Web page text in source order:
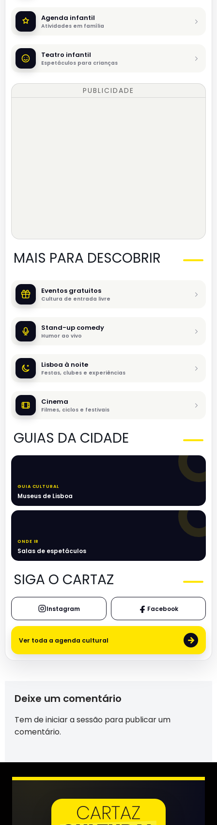
Agenda infantil
Atividades em família
Teatro infantil
Espetáculos para crianças
PUBLICIDADE
MAIS PARA DESCOBRIR
Eventos gratuitos
Cultura de entrada livre
Stand-up comedy
Humor ao vivo
Lisboa à noite
Festas, clubes e experiências
Cinema
Filmes, ciclos e festivais
GUIAS DA CIDADE
GUIA CULTURAL
Museus de Lisboa
ONDE IR
Salas de espetáculos
SIGA O CARTAZ
Instagram Facebook
Ver toda a agenda cultural →
Deixe um comentário
Tem deiniciar a sessão para publicar um
comentário.